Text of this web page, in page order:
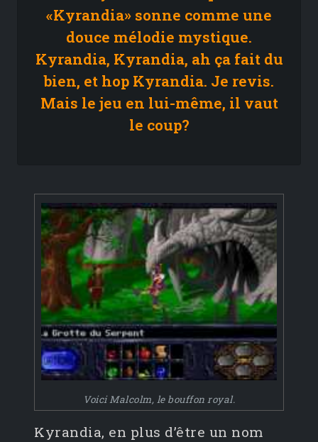
«Kyrandia» sonne comme une
douce mélodie mystique.
Kyrandia, Kyrandia, ah ça fait du
bien, et hop Kyrandia. Je revis.
Mais le jeu en lui-même, il vaut
le coup?
Voici Malcolm, le bouffon royal.
Kyrandia, en plus d’être un nom